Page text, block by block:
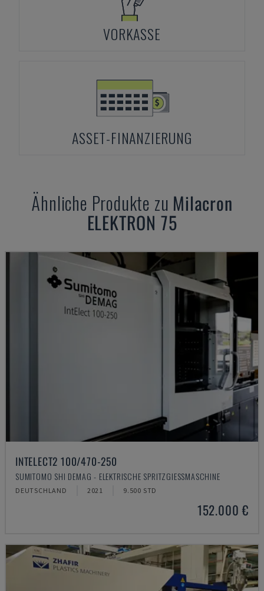
VORKASSE
ASSET-FINANZIERUNG
Ähnliche Produkte zu Milacron
ELEKTRON 75
INTELECT2 100/470-250
SUMITOMO SHI DEMAG - ELEKTRISCHE SPRITZGIESSMASCHINE
DEUTSCHLAND 2021 9.500 STD
152.000 €